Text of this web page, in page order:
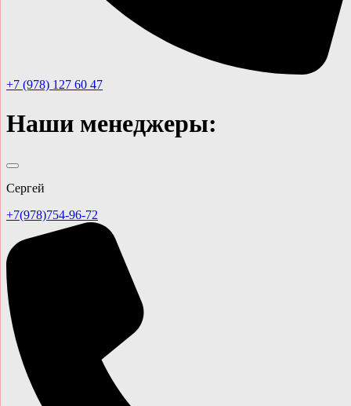
+7 (978) 127 60 47
Наши менеджеры:
Сергей
+7(978)754-96-72